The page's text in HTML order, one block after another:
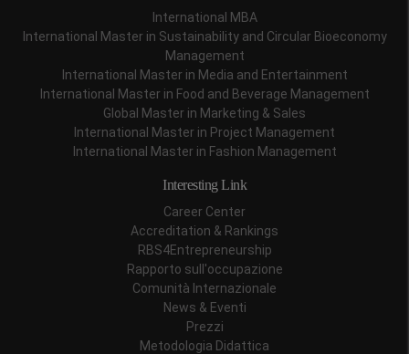
International MBA
International Master in Sustainability and Circular Bioeconomy
Management
International Master in Media and Entertainment
International Master in Food and Beverage Management
Global Master in Marketing & Sales
International Master in Project Management
International Master in Fashion Management
Interesting Link
Career Center
Accreditation & Rankings
RBS4Entrepreneurship
Rapporto sull'occupazione
Comunità Internazionale
News & Eventi
Prezzi
Metodologia Didattica